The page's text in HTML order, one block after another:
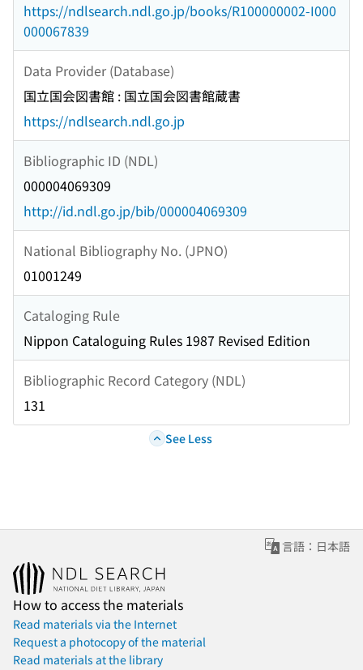
https://ndlsearch.ndl.go.jp/books/R100000002-I000
000067839
Data Provider (Database)
国立国会図書館 : 国立国会図書館蔵書
https://ndlsearch.ndl.go.jp
Bibliographic ID (NDL)
000004069309
http://id.ndl.go.jp/bib/000004069309
National Bibliography No. (JPNO)
01001249
Cataloging Rule
Nippon Cataloguing Rules 1987 Revised Edition
Bibliographic Record Category (NDL)
131
See Less
言語：日本語
How to access the materials
Read materials via the Internet
Request a photocopy of the material
Read materials at the library